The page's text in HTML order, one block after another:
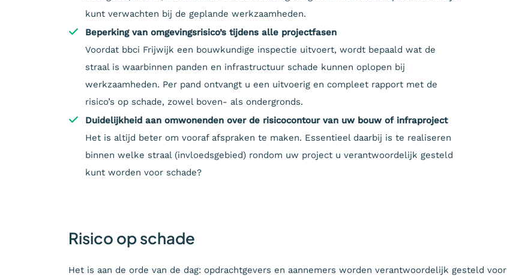
kunt verwachten bij de geplande werkzaamheden.
Beperking van omgevingsrisico’s tijdens alle projectfasen
Voordat bbci Frijwijk een bouwkundige inspectie uitvoert, wordt bepaald wat de
straal is waarbinnen panden en infrastructuur schade kunnen oplopen bij
werkzaamheden. Per pand ontvangt u een uitvoerig en compleet rapport met de
risico’s op schade, zowel boven- als ondergronds.
Duidelijkheid aan omwonenden over de risicocontour van uw bouw of infraproject
Het is altijd beter om vooraf afspraken te maken. Essentieel daarbij is te realiseren
binnen welke straal (invloedsgebied) rondom uw project u verantwoordelijk gesteld
kunt worden voor schade?
Risico op schade
Het is aan de orde van de dag: opdrachtgevers en aannemers worden verantwoordelijk gesteld voor